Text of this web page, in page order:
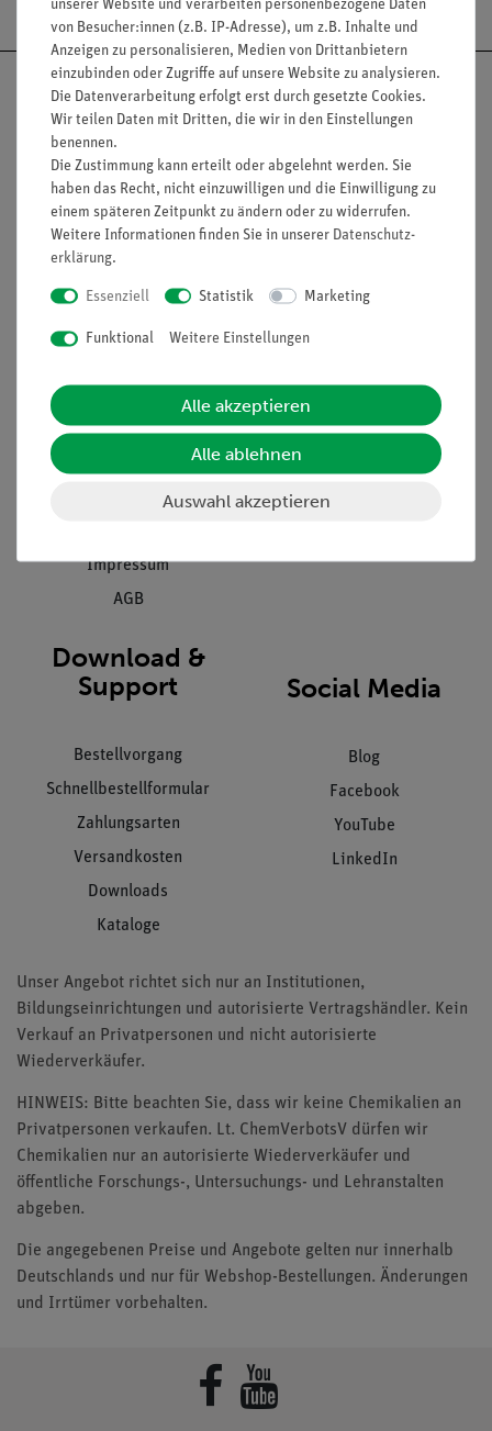
Informationen
Unternehmen
Stellenangebote
Hinweisgeberschutz
Impressum
AGB
Inventarisierungs- &
Einräumservice
Inbetriebnahme & Schulungen
Download &
Support
Bestellvorgang
Schnellbestellformular
Zahlungsarten
Versandkosten
Downloads
Kataloge
Social Media
Blog
Facebook
YouTube
LinkedIn
Unser Angebot richtet sich nur an Institutionen,
Bildungseinrichtungen und autorisierte Vertragshändler. Kein
Verkauf an Privatpersonen und nicht autorisierte
Wiederverkäufer.
HINWEIS: Bitte beachten Sie, dass wir keine Chemikalien an
Privatpersonen verkaufen. Lt. ChemVerbotsV dürfen wir
Chemikalien nur an autorisierte Wiederverkäufer und
öffentliche Forschungs-, Untersuchungs- und Lehranstalten
abgeben.
Die angegebenen Preise und Angebote gelten nur innerhalb
Deutschlands und nur für Webshop-Bestellungen. Änderungen
und Irrtümer vorbehalten.
unserer Website und verarbeiten personenbezogene Daten
von Besucher:innen (z.B. IP-Adresse), um z.B. Inhalte und
Anzeigen zu personalisieren, Medien von Drittanbietern
einzubinden oder Zugriffe auf unsere Website zu analysieren.
Die Datenverarbeitung erfolgt erst durch gesetzte Cookies.
Wir teilen Daten mit Dritten, die wir in den Einstellungen
benennen.
Die Zustimmung kann erteilt oder abgelehnt werden. Sie
haben das Recht, nicht einzuwilligen und die Einwilligung zu
einem späteren Zeitpunkt zu ändern oder zu widerrufen.
Weitere Informationen finden Sie in unserer Daten­schutz­
erklärung.
Essenziell Statistik Marketing
Funktional Weitere Einstellungen
Alle akzeptieren
Alle ablehnen
Auswahl akzeptieren